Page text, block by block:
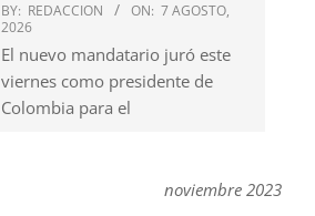
BY: REDACCION ON: 7 AGOSTO,
2026
El nuevo mandatario juró este
viernes como presidente de
Colombia para el
noviembre 2023